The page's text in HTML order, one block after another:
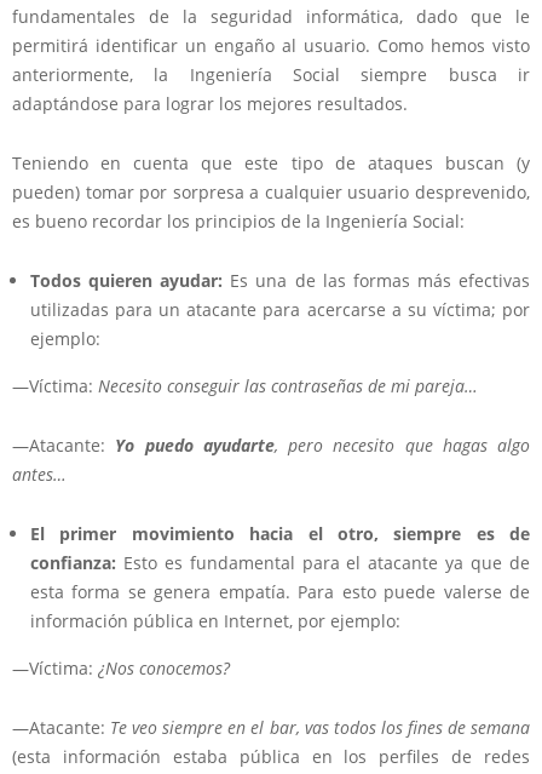
fundamentales de la seguridad informática, dado que le
permitirá identificar un engaño al usuario. Como hemos visto
anteriormente, la Ingeniería Social siempre busca ir
adaptándose para lograr los mejores resultados.
Teniendo en cuenta que este tipo de ataques buscan (y
pueden) tomar por sorpresa a cualquier usuario desprevenido,
es bueno recordar los principios de la Ingeniería Social:
Todos quieren ayudar: Es una de las formas más efectivas
utilizadas para un atacante para acercarse a su víctima; por
ejemplo:
—Víctima: Necesito conseguir las contraseñas de mi pareja…
—Atacante: Yo puedo ayudarte, pero necesito que hagas algo
antes…
El primer movimiento hacia el otro, siempre es de
confianza: Esto es fundamental para el atacante ya que de
esta forma se genera empatía. Para esto puede valerse de
información pública en Internet, por ejemplo:
—Víctima: ¿Nos conocemos?
—Atacante: Te veo siempre en el bar, vas todos los fines de semana
(esta información estaba pública en los perfiles de redes